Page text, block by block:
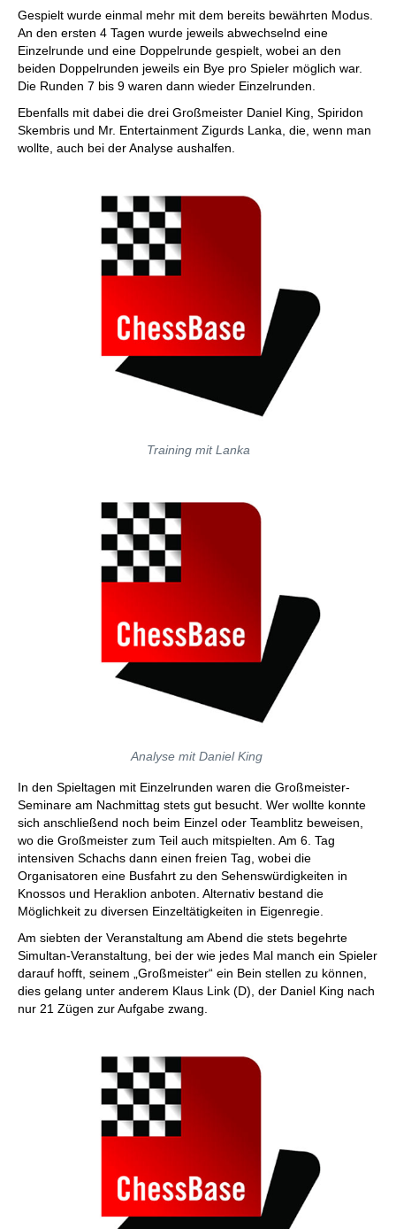
Gespielt wurde einmal mehr mit dem bereits bewährten Modus.
An den ersten 4 Tagen wurde jeweils abwechselnd eine
Einzelrunde und eine Doppelrunde gespielt, wobei an den
beiden Doppelrunden jeweils ein Bye pro Spieler möglich war.
Die Runden 7 bis 9 waren dann wieder Einzelrunden.
Ebenfalls mit dabei die drei Großmeister Daniel King, Spiridon
Skembris und Mr. Entertainment Zigurds Lanka, die, wenn man
wollte, auch bei der Analyse aushalfen.
Training mit Lanka
Analyse mit Daniel King
In den Spieltagen mit Einzelrunden waren die Großmeister-
Seminare am Nachmittag stets gut besucht. Wer wollte konnte
sich anschließend noch beim Einzel oder Teamblitz beweisen,
wo die Großmeister zum Teil auch mitspielten. Am 6. Tag
intensiven Schachs dann einen freien Tag, wobei die
Organisatoren eine Busfahrt zu den Sehenswürdigkeiten in
Knossos und Heraklion anboten. Alternativ bestand die
Möglichkeit zu diversen Einzeltätigkeiten in Eigenregie.
Am siebten der Veranstaltung am Abend die stets begehrte
Simultan-Veranstaltung, bei der wie jedes Mal manch ein Spieler
darauf hofft, seinem „Großmeister“ ein Bein stellen zu können,
dies gelang unter anderem Klaus Link (D), der Daniel King nach
nur 21 Zügen zur Aufgabe zwang.